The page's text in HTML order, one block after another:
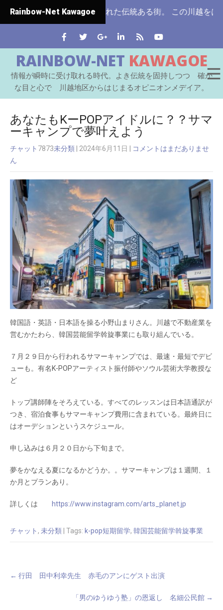
Rainbow-Net Kawagoe
はじめて市制施行された伝統ある街。 この川越をはじめと
RAINBOW-NET KAWAGOE
情報が瞬時に受け取れる時代。よき伝統を固持しつつ 確か
な目と心で 川越地区からはじまるオピニオンメデイア。
あなたもKーPOPアイドルに？？サマ
ーキャンプで夢叶えよう
チャット 7873未分類 | 2024年6月11日
コメントはまだありませ
ん
韓国語・英語・日本語を操る小野山まりさん。川越で不動産業を
営むかたわら、韓国芸能留学斡旋事業にも取り組んでいる。
７月２９日から行われるサマーキャンプでは、最速・最短でデビ
ューも。有名K-POPアーティスト振付師やソウル芸術大学教授な
ど
トップ講師陣をそろえている。すべてのレッスンは日本語通訳が
つき、宿泊食事もサマーキャンプ費用に含まれている。最終日に
はオーデションというスケジュール。
申し込みは６月２０日から下旬まで。
夢をかなえる夏になるかどうか。。サマーキャンプは１週間、１
か月とプランあり。
詳しくは https://www.instagram.com/arts_planet.jp
チャット , 未分類 | Tags: k-pop短期留学, 韓国芸能留学斡旋事業
navigation
← 行田 田中利幸先生 赤毛のアンにゲスト出演
「男のゆうゆう塾」の恩返し 名細公民館 →